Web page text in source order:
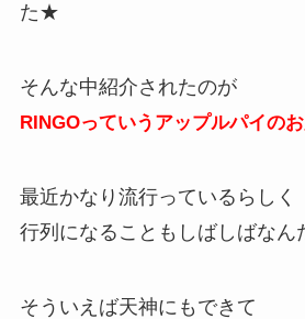
た★
そんな中紹介されたのが
RINGOっていうアップルパイのお
最近かなり流行っているらしく
行列になることもしばしばなん
そういえば天神にもできて